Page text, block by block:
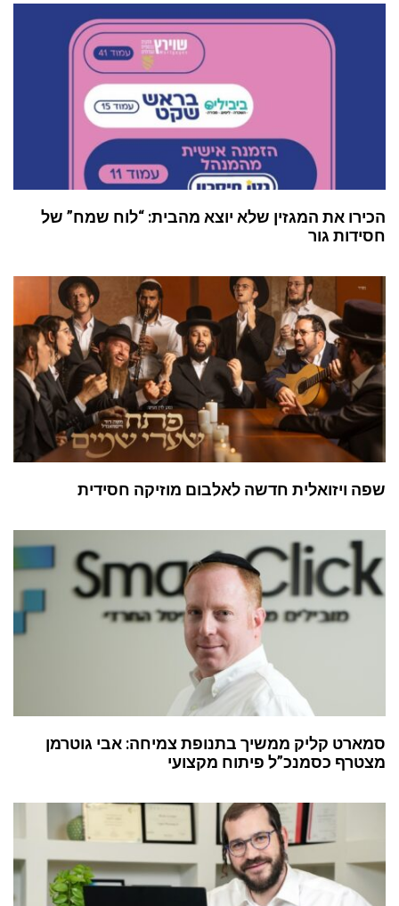
הכירו את המגזין שלא יוצא מהבית: “לוח שמח” של
חסידות גור
שפה ויזואלית חדשה לאלבום מוזיקה חסידית
סמארט קליק ממשיך בתנופת צמיחה: אבי גוטרמן
מצטרף כסמנכ”ל פיתוח מקצועי